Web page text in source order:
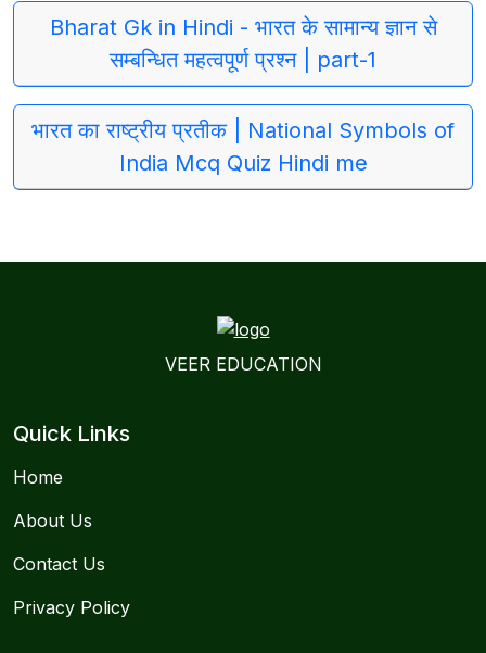
Bharat Gk in Hindi - भारत के सामान्य ज्ञान से
सम्बन्धित महत्वपूर्ण प्रश्न | part-1
भारत का राष्ट्रीय प्रतीक | National Symbols of
India Mcq Quiz Hindi me
VEER EDUCATION
Quick Links
Home
About Us
Contact Us
Privacy Policy